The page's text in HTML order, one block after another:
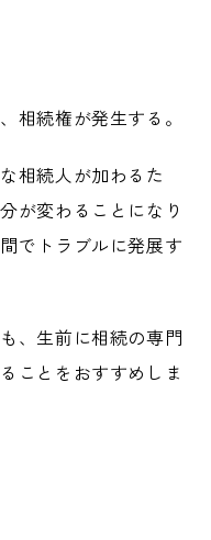
相続権が発生する。
相続人が加わるた
が変わることになり
でトラブルに発展す
、生前に相続の専門
ことをおすすめしま